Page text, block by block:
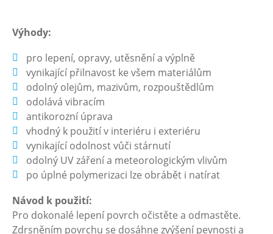
Výhody:
pro lepení, opravy, utěsnění a výplně
vynikající přilnavost ke všem materiálům
odolný olejům, mazivům, rozpouštědlům
odolává vibracím
antikorozní úprava
vhodný k použití v interiéru i exteriéru
vynikající odolnost vůči stárnutí
odolný UV záření a meteorologickým vlivům
po úplné polymerizaci lze obrábět i natírat
Návod k použití:
Pro dokonalé lepení povrch očistěte a odmastěte.
Zdrsněním povrchu se dosáhne zvýšení pevnosti a